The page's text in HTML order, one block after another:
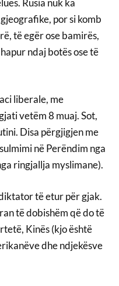
Rusia nuk ka
por si komb
të egër ose bamirës,
ndaj botës ose të
liberale, me
vetëm 8 muaj. Sot,
Disa përgjigjen me
në Perëndim nga
ringjallja myslimane).
të etur për gjak.
të dobishëm që do të
Kinës (kjo është
dhe ndjekësve